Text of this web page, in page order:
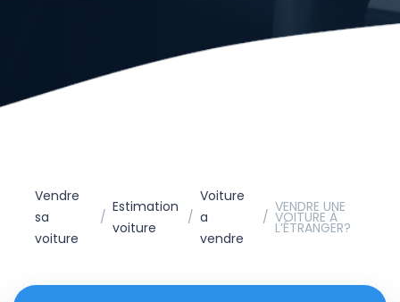
Vendre
sa
voiture
Estimation
voiture
Voiture
a
vendre
VENDRE UNE
VOITURE À
L’ÉTRANGER?